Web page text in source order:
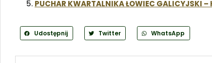
PUCHAR KWARTALNIKA ŁOWIEC GALICYJSKI
Udostępnij Twitter WhatsApp